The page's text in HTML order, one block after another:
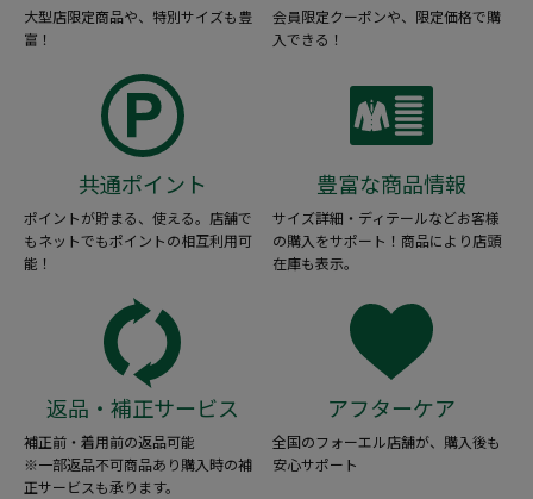
大型店限定商品や、特別サイズも豊
富！
会員限定クーポンや、限定価格で購
入できる！
共通ポイント
ポイントが貯まる、使える。店舗で
もネットでもポイントの相互利用可
能！
豊富な商品情報
サイズ詳細・ディテールなどお客様
の購入をサポート！商品により店頭
在庫も表示。
返品・補正サービス
補正前・着用前の返品可能
※一部返品不可商品あり購入時の補
正サービスも承ります。
アフターケア
全国のフォーエル店舗が、購入後も
安心サポート